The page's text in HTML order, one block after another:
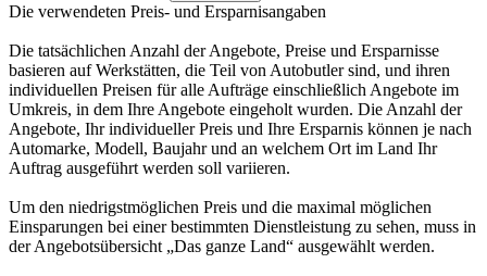
Die verwendeten Preis- und Ersparnisangaben
Die tatsächlichen Anzahl der Angebote, Preise und Ersparnisse
basieren auf Werkstätten, die Teil von Autobutler sind, und ihren
individuellen Preisen für alle Aufträge einschließlich Angebote im
Umkreis, in dem Ihre Angebote eingeholt wurden. Die Anzahl der
Angebote, Ihr individueller Preis und Ihre Ersparnis können je nach
Automarke, Modell, Baujahr und an welchem Ort im Land Ihr
Auftrag ausgeführt werden soll variieren.
Um den niedrigstmöglichen Preis und die maximal möglichen
Einsparungen bei einer bestimmten Dienstleistung zu sehen, muss in
der Angebotsübersicht „Das ganze Land“ ausgewählt werden.